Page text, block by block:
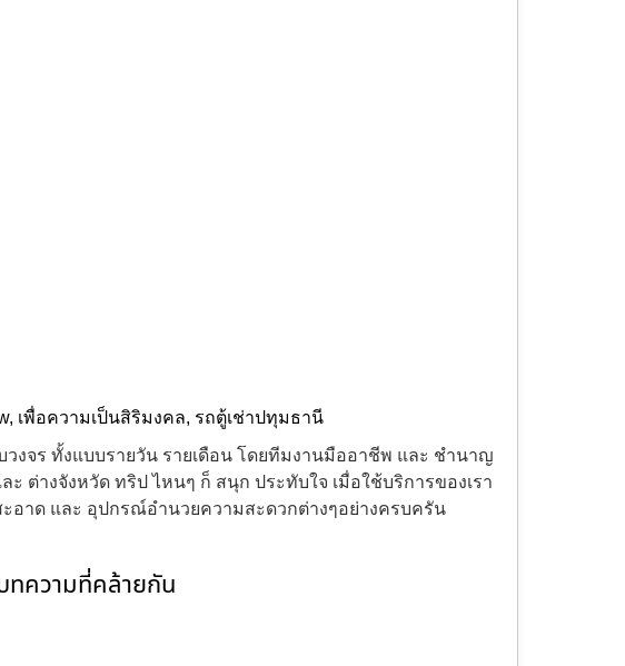
, เพื่อความเป็นสิริมงคล, รถตู้เช่าปทุมธานี
งจร ทั้งแบบรายวัน รายเดือน โดยทีมงานมืออาชีพ และ ชำนาญ
ต่างจังหวัด ทริป ไหนๆ ก็ สนุก ประทับใจ เมื่อใช้บริการของเรา
อาด และ อุปกรณ์อำนวยความสะดวกต่างๆอย่างครบครัน
ทความที่คล้ายกัน